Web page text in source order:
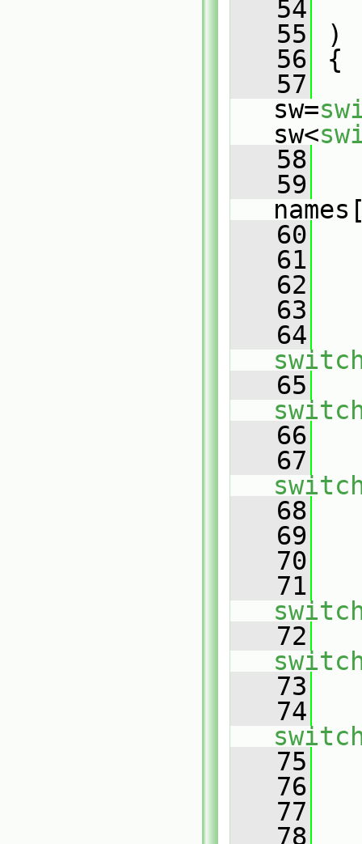
   54
   55
)
   56
{
   57
sw=
sw<
   58
   59
   60
   61
   62
   63
   64
   65
   66
   67
   68
   69
   70
   71
   72
   73
   74
   75
   76
   77
   78